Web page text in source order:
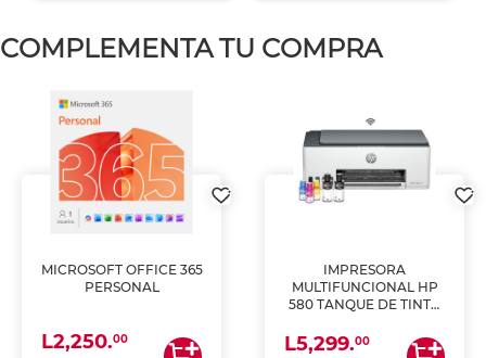
COMPLEMENTA TU COMPRA
MICROSOFT OFFICE 365
PERSONAL
L2,250.00
IMPRESORA
MULTIFUNCIONAL HP
580 TANQUE DE TINTA
ESCANEA)
L5,299.00